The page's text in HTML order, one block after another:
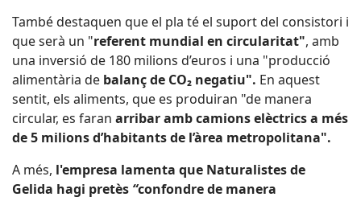
També destaquen que el pla té el suport del consistori i
que serà un "referent mundial en circularitat", amb
una inversió de 180 milions d’euros i una "producció
alimentària de balanç de CO₂ negatiu". En aquest
sentit, els aliments, que es produiran "de manera
circular, es faran arribar amb camions elèctrics a més
de 5 milions d’habitants de l’àrea metropolitana".
A més, l'empresa lamenta que Naturalistes de
Gelida hagi pretès “confondre de manera